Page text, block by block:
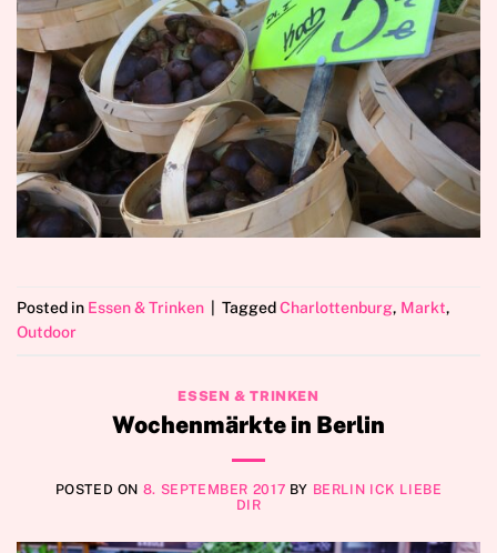
Posted in Essen & Trinken TaggedCharlottenburg, Markt,
Outdoor
ESSEN & TRINKEN
Wochenmärkte in Berlin
POSTED ON 8. SEPTEMBER 2017 BY BERLIN ICK LIEBE
DIR